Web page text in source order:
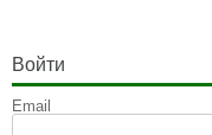
Войти
Email